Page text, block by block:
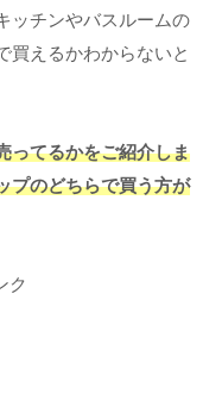
ッチンやバスルームの
買えるかわからないと
ってるかをご紹介しま
プのどちらで買う方が
ク